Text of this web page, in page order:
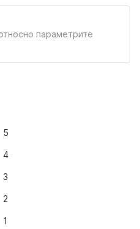
параметрите
5
4
3
2
1